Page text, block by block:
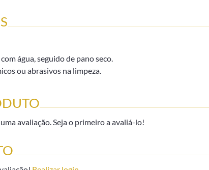
água, seguido de pano seco.
ou abrasivos na limpeza.
avaliação. Seja o primeiro a avaliá-lo!